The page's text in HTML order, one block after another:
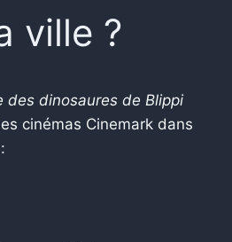
ville ?
des dinosaures de Blippi
cinémas Cinemark dans